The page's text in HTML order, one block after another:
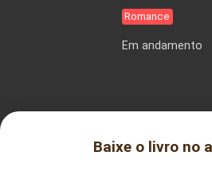
Romance
Em andamento
Baixe o livro no